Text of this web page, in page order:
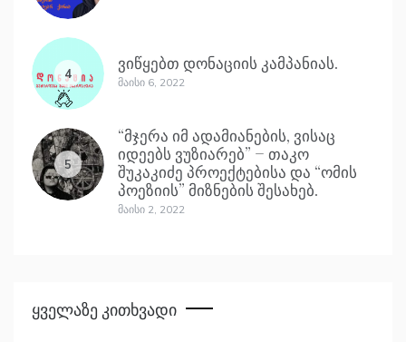
4 ვიწყებთ დონაციის კამპანიას.
Მაისი 6, 2022
5
“მჯერა იმ ადამიანების, ვისაც
იდეებს ვუზიარებ” – თაკო
შუკაკიძე პროექტებისა და “ომის
პოეზიის” მიზნების შესახებ.
Მაისი 2, 2022
Ყველაზე Კითხვადი